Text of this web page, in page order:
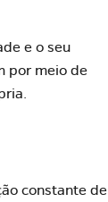
e o seu
por meio de
constante de